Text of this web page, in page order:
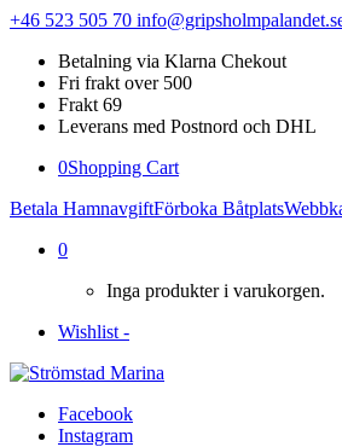
+46 523 505 70
Betalning via Klarna Chekout
Fri frakt over 500
Frakt 69
Leverans med Postnord och DHL
0Shopping Cart
Betala HamnavgiftFörboka Båtplats
0
Inga produkter i varukorgen.
Wishlist -
Facebook
Instagram